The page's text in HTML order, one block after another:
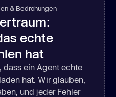
& Bedrohungen
echte
hat
dass ein Agent echte
hat. Wir glauben,
und jeder Fehler